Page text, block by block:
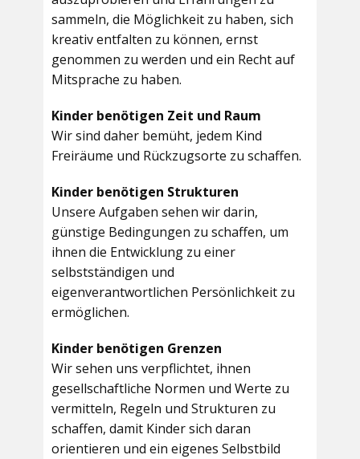
sammeln, die Möglichkeit zu haben, sich
kreativ entfalten zu können, ernst
genommen zu werden und ein Recht auf
Mitsprache zu haben.
Kinder benötigen Zeit und Raum
Wir sind daher bemüht, jedem Kind
Freiräume und Rückzugsorte zu schaffen.
Kinder benötigen Strukturen
Unsere Aufgaben sehen wir darin,
günstige Bedingungen zu schaffen, um
ihnen die Entwicklung zu einer
selbstständigen und
eigenverantwortlichen Persönlichkeit zu
ermöglichen.
Kinder benötigen Grenzen
Wir sehen uns verpflichtet, ihnen
gesellschaftliche Normen und Werte zu
vermitteln, Regeln und Strukturen zu
schaffen, damit Kinder sich daran
orientieren und ein eigenes Selbstbild